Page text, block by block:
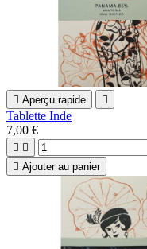
 Aperçu rapide 
Tablette Inde
7,00 €
 
 Ajouter au panier